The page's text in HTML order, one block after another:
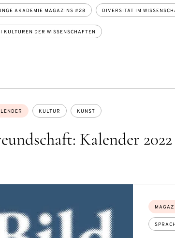
AKADEMIE MAGAZINS #28 DIVERSITÄT IM
KULTUREN DER WISSENSCHAFTEN
Kalender 2022
KULTUR KUNST